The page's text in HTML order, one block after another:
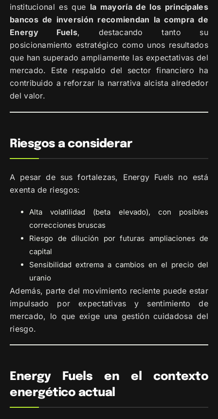
institucional es que la mayoría de los principales
bancos de inversión recomiendan la compra de
Energy Fuels, destacando tanto su
posicionamiento estratégico como unos resultados
que han superado ampliamente las expectativas del
mercado. Este respaldo del sector financiero ha
contribuido a reforzar la narrativa alcista alrededor
del valor.
Riesgos a considerar
A pesar de sus fortalezas, Energy Fuels no está
exenta de riesgos:
Alta volatilidad (beta elevado), con posibles
correcciones bruscas
Riesgo de dilución por futuras ampliaciones de
capital
Sensibilidad extrema a cambios en el precio del
uranio
Además, parte del movimiento reciente puede estar
impulsado por expectativas y sentimiento de
mercado, lo que exige una gestión cuidadosa del
riesgo.
Energy Fuels en el contexto
energético actual